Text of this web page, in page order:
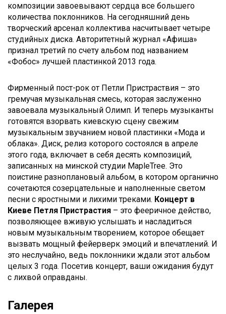
композиции завоевывают сердца все большего
количества поклонников. На сегодняшний день
творческий арсенал коллектива насчитывает четыре
студийных диска. Авторитетный журнал «Афиша»
признал третий по счету альбом под названием
«Фобос» лучшей пластинкой 2013 года.
Фирменный пост-рок от Петли Пристраствия – это
гремучая музыкальная смесь, которая заслуженно
завоевала музыкальный Олимп. И теперь музыканты
готовятся взорвать киевскую сцену свежим
музыкальным звучанием новой пластинки «Мода и
облака». Диск, релиз которого состоялся в апреле
этого года, включает в себя десять композиций,
записанных на минской студии MapleTree. Это
поистине разноплановый альбом, в котором органично
сочетаются созерцательные и наполненные светом
песни с яростными и лихими треками. Концерт в
Киеве Петля Пристрастия – это фееричное действо,
позволяющее вживую услышать и насладиться
новым музыкальным творением, которое обещает
вызвать мощный фейерверк эмоций и впечатлений. И
это неслучайно, ведь поклонники ждали этот альбом
целых 3 года. Посетив концерт, ваши ожидания будут
с лихвой оправданы.
Галерея